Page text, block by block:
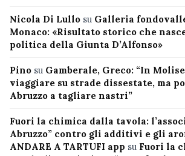
Nicola Di Lullo su Galleria
Monaco: «Risultato storico che
politica della Giunta D’Alfonso»
Pino su Gamberale, Greco: “In
viaggiare su strade dissestate, ma
Abruzzo a tagliare nastri”
Fuori la chimica dalla tavola:
Abruzzo” contro gli additivi e gli
ANDARE A TARTUFI app su Fuori la